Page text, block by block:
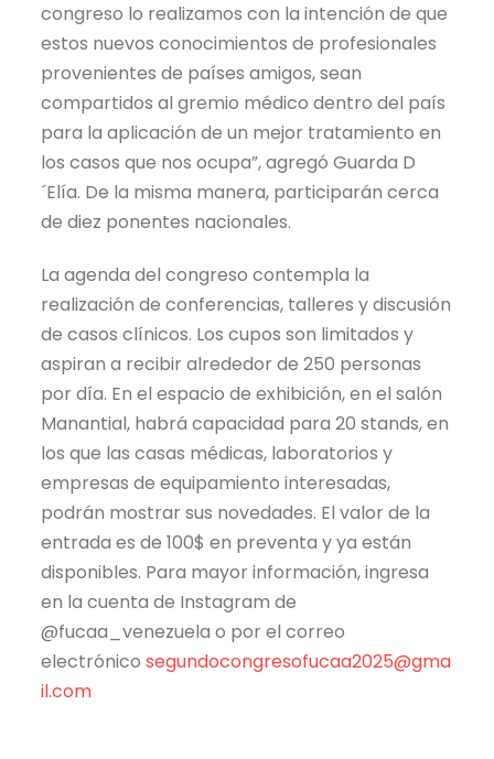
congreso lo realizamos con la intención de que
estos nuevos conocimientos de profesionales
provenientes de países amigos, sean
compartidos al gremio médico dentro del país
para la aplicación de un mejor tratamiento en
los casos que nos ocupa”, agregó Guarda D
´Elía. De la misma manera, participarán cerca
de diez ponentes nacionales.
La agenda del congreso contempla la
realización de conferencias, talleres y discusión
de casos clínicos. Los cupos son limitados y
aspiran a recibir alrededor de 250 personas
por día. En el espacio de exhibición, en el salón
Manantial, habrá capacidad para 20 stands, en
los que las casas médicas, laboratorios y
empresas de equipamiento interesadas,
podrán mostrar sus novedades. El valor de la
entrada es de 100$ en preventa y ya están
disponibles. Para mayor información, ingresa
en la cuenta de Instagram de
@fucaa_venezuela o por el correo
electrónicosegundocongresofucaa2025@gma
il.com